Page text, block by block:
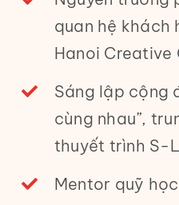
quan hệ khách
Hanoi Creative
Sáng lập cộng
cùng nhau”,
thuyết trình S-
Mentor quỹ